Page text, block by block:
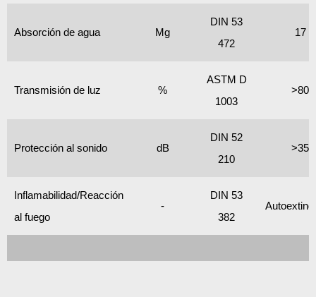
Absorción de agua Mg
DIN 53
472
17
Transmisión de luz %
ASTM D
1003
>80
Protección al sonido dB
DIN 52
210
>35
Inflamabilidad/Reacción
al fuego
-
DIN 53
382